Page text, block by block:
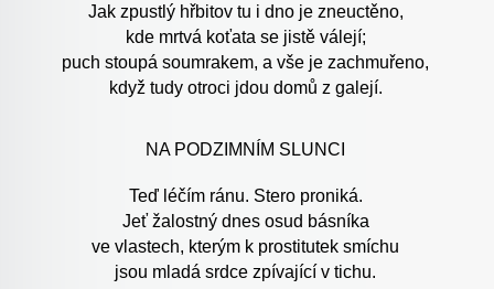
Jak zpustlý hřbitov tu i dno je zneuctěno,
kde mrtvá koťata se jistě válejí;
puch stoupá soumrakem, a vše je zachmuřeno,
když tudy otroci jdou domů z galejí.
NA PODZIMNÍM SLUNCI
Teď léčím ránu. Stero proniká.
Jeť žalostný dnes osud básníka
ve vlastech, kterým k prostitutek smíchu
jsou mladá srdce zpívající v tichu.